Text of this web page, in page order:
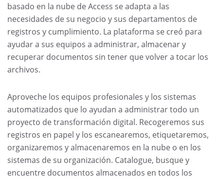
basado en la nube de Access se adapta a las
necesidades de su negocio y sus departamentos de
registros y cumplimiento. La plataforma se creó para
ayudar a sus equipos a administrar, almacenar y
recuperar documentos sin tener que volver a tocar los
archivos.
Aproveche los equipos profesionales y los sistemas
automatizados que lo ayudan a administrar todo un
proyecto de transformación digital. Recogeremos sus
registros en papel y los escanearemos, etiquetaremos,
organizaremos y almacenaremos en la nube o en los
sistemas de su organización. Catalogue, busque y
encuentre documentos almacenados en todos los